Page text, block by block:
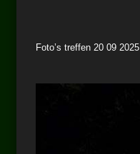
Foto’s treffen 20 09 2025